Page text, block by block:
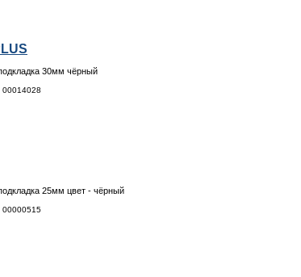
30мм чёрный
00014028
25мм цвет - чёрный
00000515